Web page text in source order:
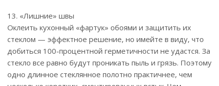
13. «Лишние» швы
Оклеить кухонный «фартук» обоями и защитить их
стеклом — эффектное решение, но имейте в виду, что
добиться 100-процентной герметичности не удастся. За
стекло все равно будут проникать пыль и грязь. Поэтому
одно длинное стеклянное полотно практичнее, чем